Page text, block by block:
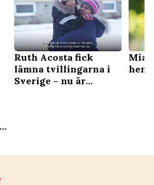
Ruth Acosta fick
lämna tvillingarna i
Sverige – nu är